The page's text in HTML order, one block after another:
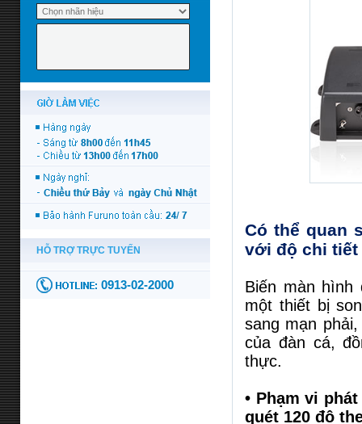
Có thể quan
với độ chi tiết
Biến màn hình
một thiết bị
sang mạn
của đàn cá,
thực.
• Phạm vi
quét 120 độ